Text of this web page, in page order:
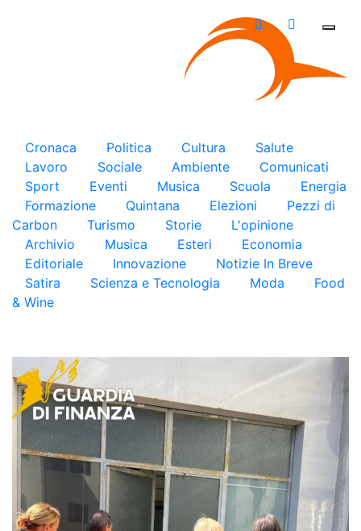
Cronaca Politica Cultura
Salute
Lavoro
Sociale Ambiente
Comunicati
Sport
Eventi Musica Scuola
Energia
Formazione
Quintana Elezioni
Pezzi di
Carbon
Turismo Storie
L'opinione
Archivio
Musica Esteri
Economia
Editoriale
Innovazione
Notizie In Breve
Satira
Scienza e Tecnologia Moda
Food
& Wine